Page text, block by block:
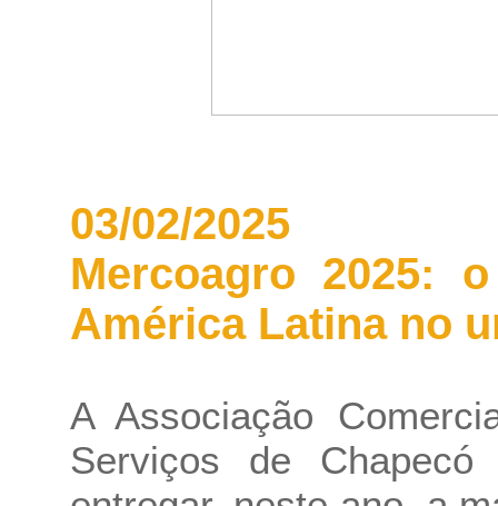
03/02/2025
Mercoagro 2025:
América Latina no
A Associação
Serviços de